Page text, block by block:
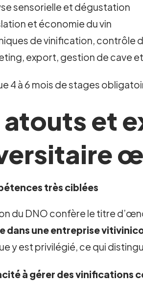
sensorielle et dégustation
et économie du vin
de vinification, contrôle
export, gestion de cave
4 à 6 mois de stages
atouts et
très ciblées
du DNO confère le titre
dans une entreprise
y est privilégié, ce qui
à gérer des vinifications